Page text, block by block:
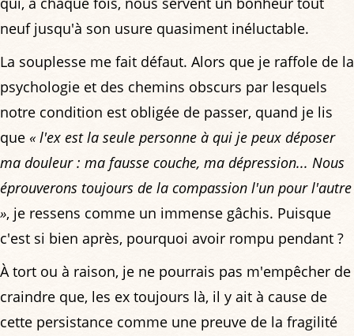
neuf jusqu'à son usure quasiment inéluctable.
La souplesse me fait défaut. Alors que je raffole de la
psychologie et des chemins obscurs par lesquels
notre condition est obligée de passer, quand je lis
que « l'ex est la seule personne à qui je peux déposer
ma douleur : ma fausse couche, ma dépression... Nous
éprouverons toujours de la compassion l'un pour l'autre
», je ressens comme un immense gâchis. Puisque
c'est si bien après, pourquoi avoir rompu pendant ?
À tort ou à raison, je ne pourrais pas m'empêcher de
craindre que, les ex toujours là, il y ait à cause de
cette persistance comme une preuve de la fragilité